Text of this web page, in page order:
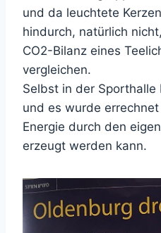
und da leuchtete
hindurch, natürlich
CO2-Bilanz eines
vergleichen.
Selbst in der
und es wurde
Energie durch den
erzeugt werden kann.